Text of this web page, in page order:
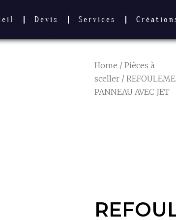
Devis Services
Home / Pièces à
sceller /
PANNEAU AVEC JET